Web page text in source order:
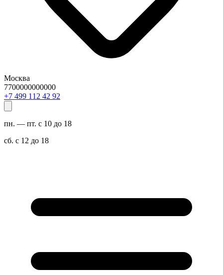
Москва
7700000000000
29 24 211 994 7+
пн. — пт. с 10 до 18
сб. с 12 до 18